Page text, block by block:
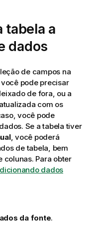
tabela a
dados
de campos na
pode precisar
de fora, ou a
com os
você pode
Se a tabela tiver
, você poderá
de tabela, bem
colunas. Para obter
dados
da fonte.